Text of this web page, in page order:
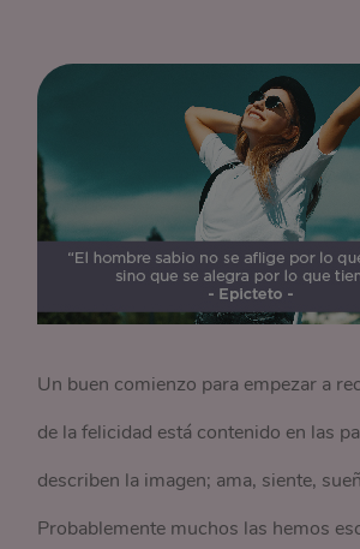
Un buen comienzo para empezar a
de la felicidad está contenido en las
describen la imagen; ama, siente,
Probablemente muchos las hemos